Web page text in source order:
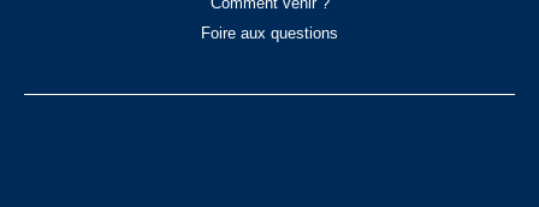
Foire aux questions